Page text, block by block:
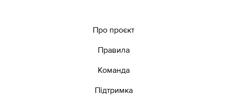
Про проєкт
Правила
Команда
Підтримка